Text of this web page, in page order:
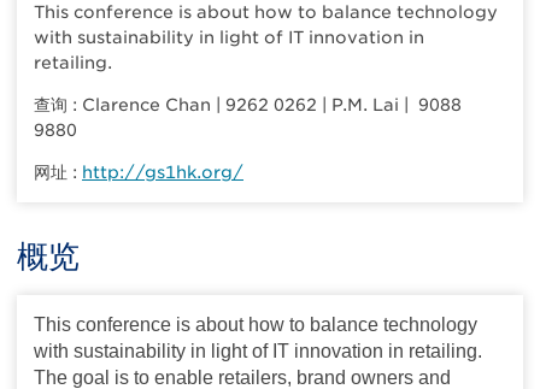
This conference is about how to balance technology
with sustainability in light of IT innovation in
retailing.
查询 : Clarence Chan | 9262 0262 | P.M. Lai | 9088
9880
网址 : http://gs1hk.org/
概览
This conference is about how to balance technology
with sustainability in light of IT innovation in retailing.
The goal is to enable retailers, brand owners and